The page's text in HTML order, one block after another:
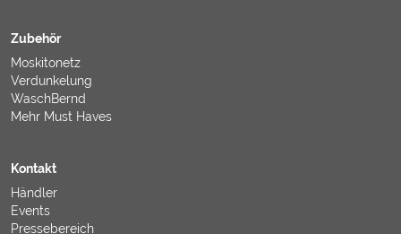
Zubehör
Moskitonetz
Verdunkelung
WaschBernd
Mehr Must Haves
Kontakt
Händler
Events
Pressebereich